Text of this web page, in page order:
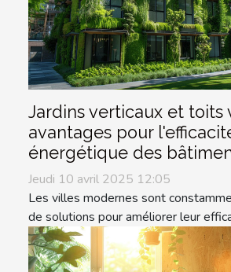
Jardins verticaux et toits
avantages pour
énergétique des
Jeudi 10 avril 2025 12:05
Les villes modernes sont
de solutions pour améliorer leur